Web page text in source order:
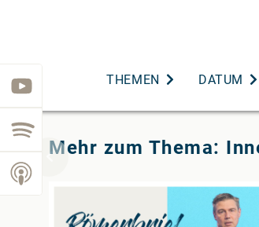
THEMEN DATUM
Mehr zum Thema: